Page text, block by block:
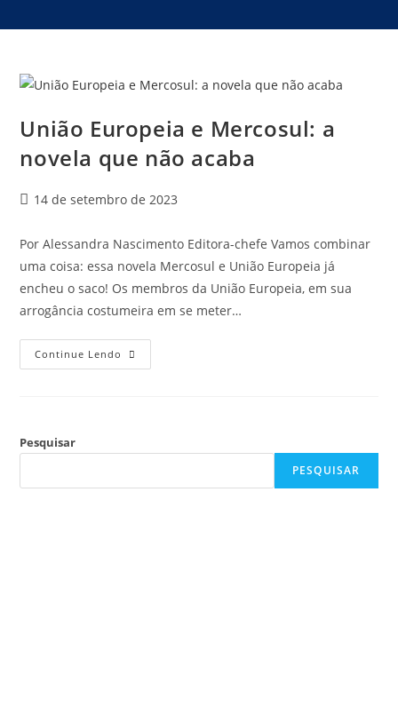
União Europeia e Mercosul: a
novela que não acaba
14 de setembro de 2023
Por Alessandra Nascimento Editora-chefe Vamos combinar
uma coisa: essa novela Mercosul e União Europeia já
encheu o saco! Os membros da União Europeia, em sua
arrogância costumeira em se meter…
Continue Lendo
Pesquisar
PESQUISAR